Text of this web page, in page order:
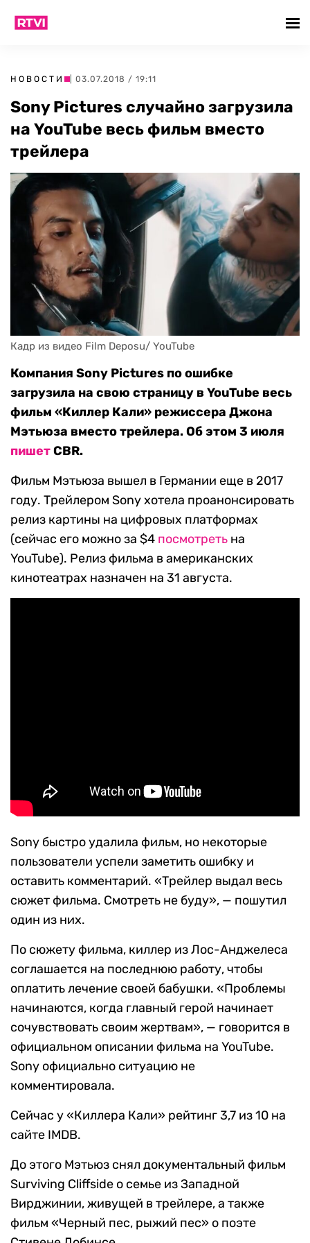
НОВОСТИ | 03.07.2018 / 19:11
Sony Pictures случайно загрузила
на YouTube весь фильм вместо
трейлера
Кадр из видео Film Deposu/ YouTube
Компания Sony Pictures по ошибке
загрузила на свою страницу в YouTube весь
фильм «Киллер Кали» режиссера Джона
Мэтьюза вместо трейлера. Об этом 3 июля
пишетCBR.
Фильм Мэтьюза вышел в Германии еще в 2017
году. Трейлером Sony хотела проанонсировать
релиз картины на цифровых платформах
(сейчас его можно за $4 посмотреть на
YouTube). Релиз фильма в американских
кинотеатрах назначен на 31 августа.
Sony быстро удалила фильм, но некоторые
пользователи успели заметить ошибку и
оставить комментарий. «Трейлер выдал весь
сюжет фильма. Смотреть не буду», — пошутил
один из них.
По сюжету фильма, киллер из Лос-Анджелеса
соглашается на последнюю работу, чтобы
оплатить лечение своей бабушки. «Проблемы
начинаются, когда главный герой начинает
сочувствовать своим жертвам», — говорится в
официальном описании фильма на YouTube.
Sony официально ситуацию не
комментировала.
Сейчас у «Киллера Кали» рейтинг 3,7 из 10 на
сайте IMDB.
До этого Мэтьюз снял документальный фильм
Surviving Cliffside о семье из Западной
Вирджинии, живущей в трейлере, а также
фильм «Черный пес, рыжий пес» о поэте